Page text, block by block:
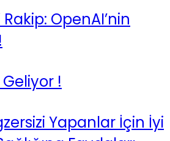
OpenAI’nin
Geliyor !
Yapanlar İçin İyi